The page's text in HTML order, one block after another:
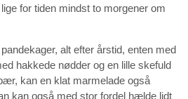
for tiden mindst to morgener om
alt efter årstid, enten med
hakkede nødder og en lille skefuld
kan en klat marmelade også
kan også med stor fordel hælde lidt